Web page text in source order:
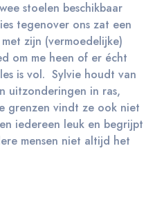
stoelen beschikbaar
tegenover ons zat een
zijn (vermoedelijke)
om me heen of er écht
is vol. Sylvie houdt van
uitzonderingen in ras,
grenzen vindt ze ook niet
iedereen leuk en begrijpt
mensen niet altijd het